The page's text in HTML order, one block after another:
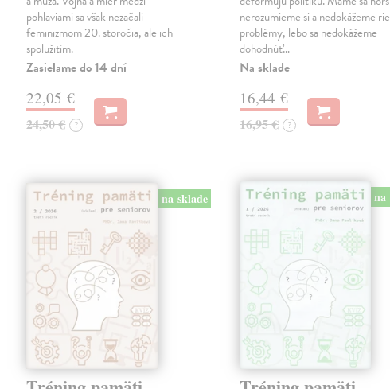
pohlaviami sa však nezačali
feminizmom 20. storočia, ale ich
spolužitím.
Zasielame do 14 dní
22,05 €
24,50 € ?
nerozumieme si a nedokážeme
problémy, lebo sa nedokážeme
dohodnúť…
Na sklade
16,44 €
16,95 € ?
na sklade na